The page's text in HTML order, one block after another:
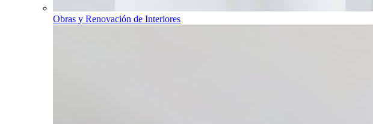
Obras y Renovación de Interiores